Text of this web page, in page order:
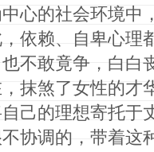
心的社会环境中
依赖、自卑心理
不敢竟争，白白
抹煞了女性的才
己的理想寄托于
协调的，带着这